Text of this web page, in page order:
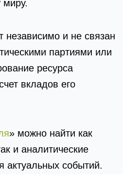
миру.
независимо и не связан
партиями или
ресурса
вкладов его
» можно найти как
и аналитические
актуальных событий.